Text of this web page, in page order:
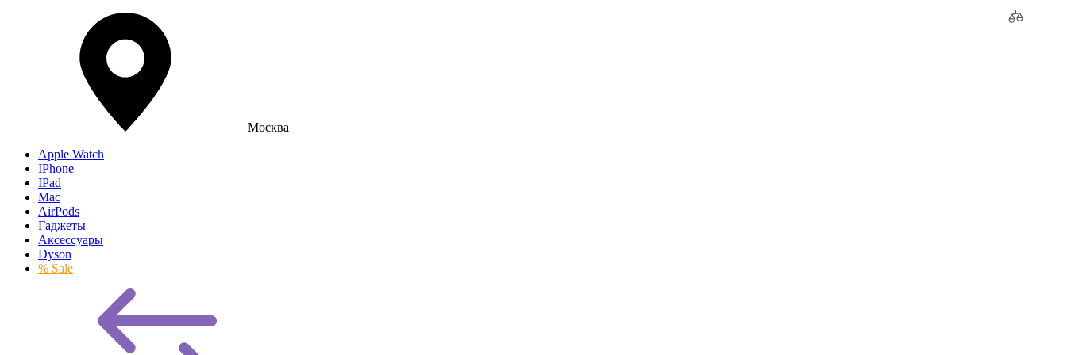
Москва
Apple Watch
IPhone
IPad
Mac
AirPods
Гаджеты
Аксессуары
Dyson
% Sale